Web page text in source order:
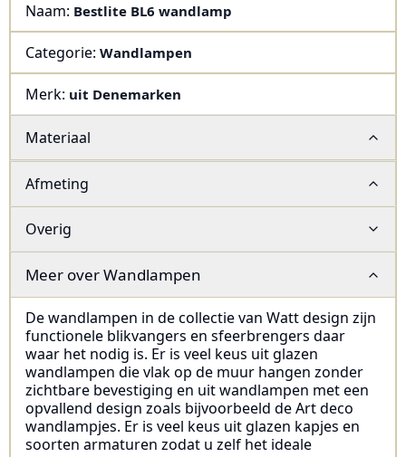
Naam: Bestlite BL6 wandlamp
Categorie: Wandlampen
Merk: uit Denemarken
Materiaal
Afmeting
Overig
Meer overWandlampen
De wandlampen in de collectie van Watt design zijn
functionele blikvangers en sfeerbrengers daar
waar het nodig is. Er is veel keus uit glazen
wandlampen die vlak op de muur hangen zonder
zichtbare bevestiging en uit wandlampen met een
opvallend design zoals bijvoorbeeld de Art deco
wandlampjes. Er is veel keus uit glazen kapjes en
soorten armaturen zodat u zelf het ideale